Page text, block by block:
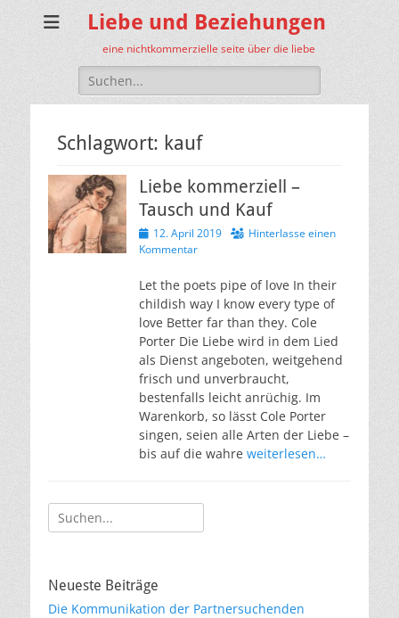
Liebe und Beziehungen
eine nichtkommerzielle seite über die liebe
Suche
nach:
Schlagwort: kauf
Liebe kommerziell –
Tausch und Kauf
Veröffentlicht
am
12. April 2019
Hinterlasse einen
Kommentar
Let the poets pipe of love In their
childish way I know every type of
love Better far than they. Cole
Porter Die Liebe wird in dem Lied
als Dienst angeboten, weitgehend
frisch und unverbraucht,
bestenfalls leicht anrüchig. Im
Warenkorb, so lässt Cole Porter
singen, seien alle Arten der Liebe –
bis auf die wahre weiterlesen…
Suche
nach:
Neueste Beiträge
Die Kommunikation der Partnersuchenden